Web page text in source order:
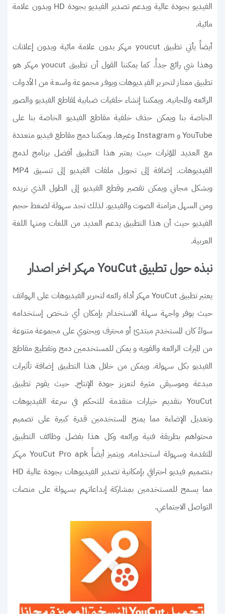
الفيديو بجودة عالية ويدعم تصدير الفيديو بجودة HD وبدون علامة
مائية.
أيضاً يأتي تطبيق youcut مهكر بدون علامة مائية
وبدون إعلانات
وهذا شي رائع جداً. كما يمكننا القول أن تطبيق youcut مهكر هو
تطبيق ممتاز لتحرير الفيديوهات ويوفر مجموعة واسعة من الأدوات
الرائعه والمجانيه. ويمكننا إنشاء خلفيات ضبابية لمقاطع الفيديو والصور
الخاصة بنا ويمكن حذف خلفية مقاطع الفيديو الخاصة بنا على
YouTube و Instagram وغيرها. ويمكننا دمج مقاطع فيديو متعددة
مع العديد المؤثرات حيث يعتبر هذا التطبيق أفضل برنامج لدمج
الفيديوهات. إضافة إلى تحويل ملفات الفيديو إلى تنسيق MP4
وبشكل مجاني ويمكن تقصير وقطع الفيديو إلى الطول الذي نريده
ومن السهل مزامنة الصوت والفيديو. لذلك تجد سهولة لضغط حجم
الفيديو حيث أن هذا التطبيق يدعم العديد من اللغات ومنها اللغة
العربية.
نبذه حول تطبيق YouCut مهكر اخر اصدار
يعتبر تطبيق YouCut مهكر أداة رائعه لتحرير الفيديوهات على الهواتف
حيث يوفر واجهة سهلة الاستخدام بإمكان أي شخص إستخدامه
سواءً كان المستخدم مبتدئ أو محترف ويحتوي على مجموعة متنوعة
من الميزات الرائعه والقويه و يمكن للمستخدمين دمج وتقطيع مقاطع
الفيديو بكل سهولة. ويمكن من خلال هذا التطبيق إضافة تأثيرات
مبدعة وموسيقى مثيرة لتعزيز جودة الإنتاج. حيث يقوم تطبيق
YouCut بتقديم خيارات متقدمة للتحكم في سرعة الفيديوهات
وتعديل الإضاءة مما يمنح المستخدمين قدرة كبيرة على تصميم
محتواهم بطريقة فنية ورائعه وكل هذا بفضل وظائف التطبيق
المتقدمة وسهولة استخدامه. ويتميز أيضاً YouCut Pro apk مهكر
بـتصميم فيديو احترافي بإمكانية تصدير الفيديوهات بجودة عالية HD
مما يسمح للمستخدمين بمشاركة إبداعاتهم بسهولة على منصات
التواصل الاجتماعي.